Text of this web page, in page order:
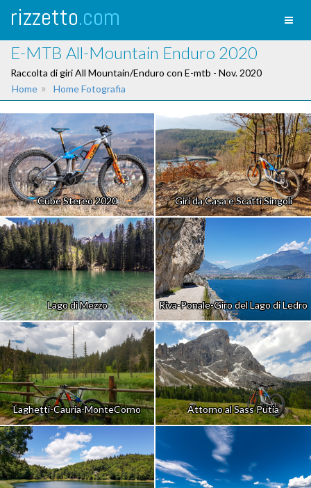
rizzetto.com
E-MTB All-Mountain Enduro 2020
Raccolta di giri All Mountain/Enduro con E-mtb - Nov. 2020
Home » Home Fotografia
Cube Stereo 2020 Giri da Casa e Scatti Singoli
Lago di Mezzo Riva-Ponale-Giro del Lago di Ledro
Laghetti-Cauria-MonteCorno Attorno al Sass Putia